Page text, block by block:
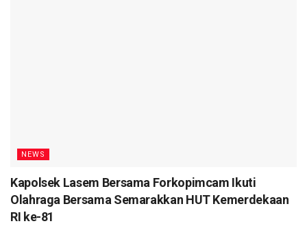
NEWS
Kapolsek Lasem Bersama Forkopimcam Ikuti
Olahraga Bersama Semarakkan HUT Kemerdekaan
RI ke-81